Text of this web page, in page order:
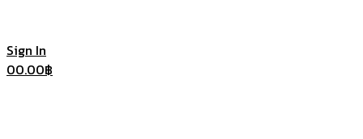
Sign In
00.00฿